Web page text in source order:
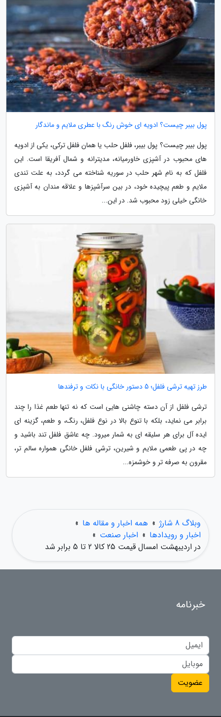
پول بیبر چیست؟ ادویه ای خوش رنگ با عطری ملایم و ماندگار
پول بیبر چیست؟ پول بیبر، فلفل حلب یا همان فلفل ترکی، یکی از ادویه
های محبوب در آشپزی خاورمیانه، مدیترانه و شمال آفریقا است. این
فلفل که به نام شهر حلب در سوریه شناخته می گردد، به علت تندی
ملایم و طعم پیچیده خود، در بین سرآشپزها و علاقه مندان به آشپزی
خانگی خیلی زود محبوب شد. در این...
طرز تهیه ترشی فلفل؛ 5 دستور خانگی با نکات و ترفندها
ترشی فلفل از آن دسته چاشنی هایی است که نه تنها طعم غذا را چند
برابر می نماید، بلکه با تنوع بالا در نوع فلفل، رنگ، و طعم، گزینه ای
ایده آل برای هر سلیقه ای به شمار میرود. چه عاشق فلفل تند باشید و
چه در پی طعمی ملایم و شیرین، ترشی فلفل خانگی همواره سالم تر،
مقرون به صرفه تر و خوشمزه...
وبلاگ 8 شارژ » همه اخبار و مقاله ها »
اخبار و رویدادها » اخبار صنعت »
در اردیبهشت امسال قیمت 25 کالا 2 تا 5 برابر شد
خبرنامه
عضویت